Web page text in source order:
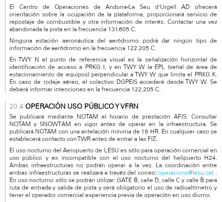
El Centro de Operaciones de Andorra-La Seu d’Urgell AD ofrecerá
orientación sobre la ocupación de la plataforma, proporcionará servicio de
repostaje de combustible y otra información de interés. Contactar una vez
abandonada la pista en la frecuencia 131.605 C.
Ninguna estación aeronáutica del aeródromo podrá dar ningún tipo de
información de aeródromo en la frecuencia 122.205 C.
En TWY N el punto de referencia visual es la señalización horizontal de
identificación de acceso a PRKG I, y en TWY W la EPL (señal de área de
estacionamiento de equipos) perpendicular a TWY W que limita el PRKG K.
En caso de rodaje aéreo, el colectivo DGPEIS accederá desde TWY W. Se
deberá informar intenciones en la frecuencia 122.205 C.
OPERACIÓN USO PÚBLICO Y VFRN
Se publicará mediante NOTAM el horario de prestación AFIS. Consultar
NOTAM y SNOWTAM en vigor antes de operar en la infraestructura. Se
publicará NOTAM con una antelación mínima de 18 HR. En cualquier caso se
establecerá contacto con TWR antes de entrar a las FIZ.
El uso nocturno del Aeropuerto de LESU es sólo para operación comercial en
uso público y es incompatible con el uso nocturno del helipuerto H24.
Ambas infraestructuras no podrán operar a la vez. La coordinación entre
ambas infraestructuras se realizará a través del correo:operacions@lesu.cat .
En uso nocturno sólo se podrán utilizar: GATE B, calle D, calle C y calle B para
ruta de entrada y salida de pista y será obligatorio el uso de radioaltímetro y
tener el operador comercial experiencia previa de operación en uso diurno.